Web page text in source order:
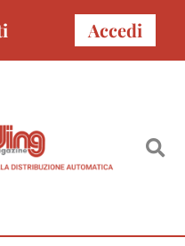
Accedi